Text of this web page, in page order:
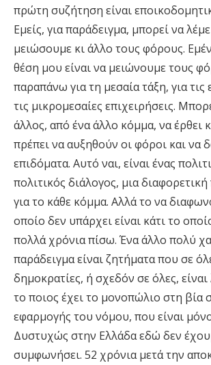
πρώτη συζήτηση είναι
Εμείς, για παράδειγμα, μπορεί να
μειώσουμε κι άλλο τους φόρους.
θέση μου είναι να μειώνουμε τους
παραπάνω για τη μεσαία τάξη, για τις
τις μικρομεσαίες επιχειρήσεις.
άλλος, από ένα άλλο κόμμα, να έρθει
πρέπει να αυξηθούν οι φόροι και να
επιδόματα. Αυτό ναι, είναι ένας
πολιτικός διάλογος, μια
για το κάθε κόμμα. Αλλά το να
οποίο δεν υπάρχει είναι κάτι το
πολλά χρόνια πίσω. Ένα άλλο πολύ
παράδειγμα είναι ζητήματα που σε
δημοκρατίες, ή σχεδόν σε όλες,
το ποιος έχει το μονοπώλιο στη βία
εφαρμογής του νόμου, που είναι
Δυστυχώς στην Ελλάδα εδώ δεν
συμφωνήσει. 52 χρόνια μετά την